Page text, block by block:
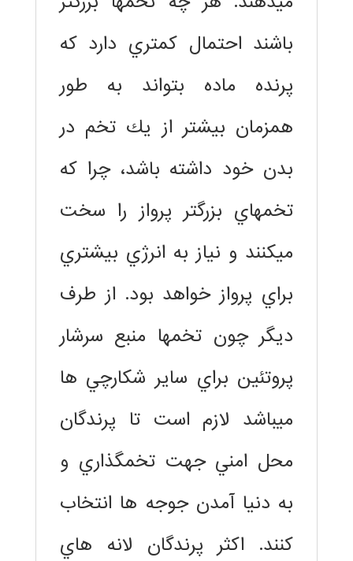
باشند احتمال كمتري دارد كه
پرنده ماده بتواند به طور
همزمان بيشتر از يك تخم در
بدن خود داشته باشد، چرا كه
تخمهاي بزرگتر پرواز را سخت
ميكنند و نياز به انرژي بيشتري
براي پرواز خواهد بود. از طرف
ديگر چون تخمها منبع سرشار
پروتئين براي ساير شكارچي ها
ميباشد لازم است تا پرندگان
محل امني جهت تخمگذاري و
به دنيا آمدن جوجه ها انتخاب
كنند. اكثر پرندگان لانه هاي